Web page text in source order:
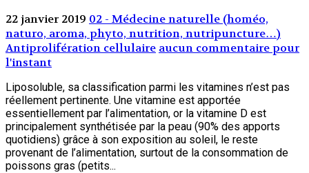
22 janvier 2019 02 - Médecine naturelle (homéo,
naturo, aroma, phyto, nutrition, nutripuncture…)
Antiprolifération cellulaire aucun commentaire pour
l'instant
Liposoluble, sa classification parmi les vitamines n’est pas
réellement pertinente. Une vitamine est apportée
essentiellement par l’alimentation, or la vitamine D est
principalement synthétisée par la peau (90% des apports
quotidiens) grâce à son exposition au soleil, le reste
provenant de l’alimentation, surtout de la consommation de
poissons gras (petits...